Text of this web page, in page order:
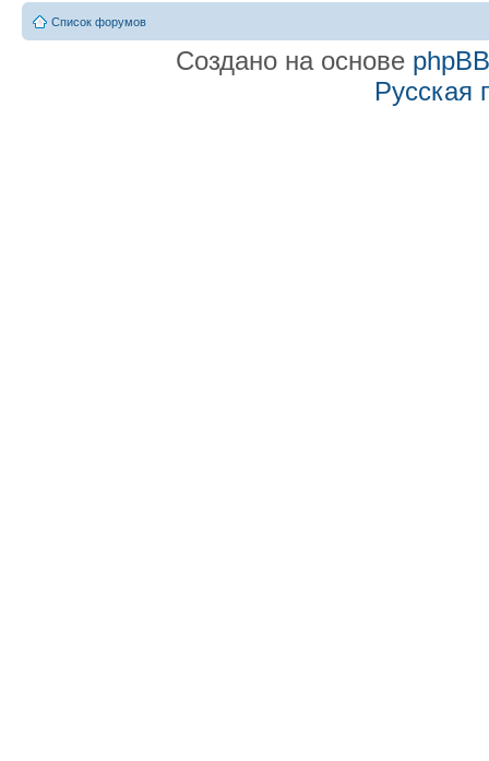
Список форумов
Создано на основе phpBB
Русская